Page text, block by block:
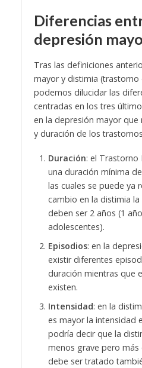
Diferencias
depresión
Tras las definiciones
mayor y distimia
podemos dilucidar las
centradas en los tres
en la depresión mayor que
y duración de los
Duración: el Trastorno
una duración mínima
las cuales se puede ya
cambio en la distimia
deben ser 2 años (1
adolescentes).
Episodios: en la
existir diferentes
duración mientras que
existen.
Intensidad: en la
es mayor la intensidad
podría decir que la
menos grave pero
debe ser tratado